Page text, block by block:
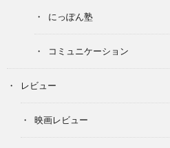
にっぽん塾
コミュニケーション
レビュー
映画レビュー